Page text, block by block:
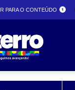
PARA O CONTEÚDO
Prefeitura